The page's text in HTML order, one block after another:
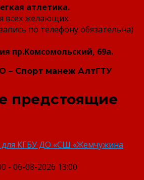
атлетика.
всех желающих.
по телефону обязательна)
пр.Комсомольский, 69а.
– Спорт манеж АлтГТУ
предстоящие
для КГБУ ДО «СШ «Жемчужина
- 06-08-2026 13:00